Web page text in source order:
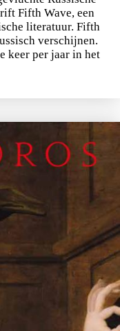
Fifth Wave, een
literatuur. Fifth
verschijnen.
keer per jaar in het